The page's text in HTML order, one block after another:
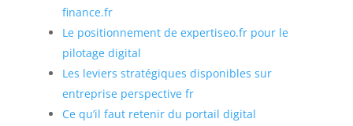
finance.fr
Le positionnement de expertiseo.fr pour le
pilotage digital
Les leviers stratégiques disponibles sur
entreprise perspective fr
Ce qu’il faut retenir du portail digital